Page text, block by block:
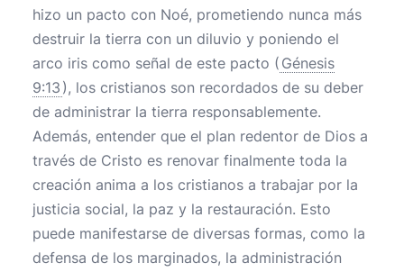
hizo un pacto con Noé, prometiendo nunca más
destruir la tierra con un diluvio y poniendo el
arco iris como señal de este pacto ( Génesis
9:13 ), los cristianos son recordados de su deber
de administrar la tierra responsablemente.
Además, entender que el plan redentor de Dios a
través de Cristo es renovar finalmente toda la
creación anima a los cristianos a trabajar por la
justicia social, la paz y la restauración. Esto
puede manifestarse de diversas formas, como la
defensa de los marginados, la administración